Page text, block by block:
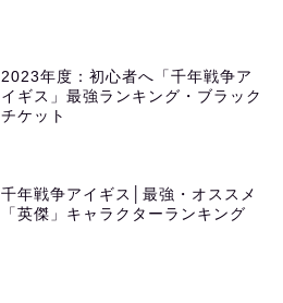
2023年度：初心者へ「千年戦争ア
イギス」最強ランキング・ブラック
チケット
千年戦争アイギス│最強・オススメ
「英傑」キャラクターランキング